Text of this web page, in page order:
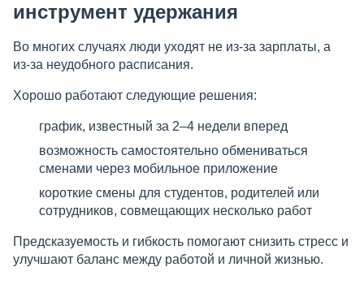
инструмент удержания
Во многих случаях люди уходят не из-за зарплаты, а
из-за неудобного расписания.
Хорошо работают следующие решения:
график, известный за 2–4 недели вперед
возможность самостоятельно обмениваться
сменами через мобильное приложение
короткие смены для студентов, родителей или
сотрудников, совмещающих несколько работ
Предсказуемость и гибкость помогают снизить стресс и
улучшают баланс между работой и личной жизнью.